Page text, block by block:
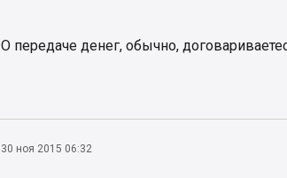
О передаче денег, обычно,
30 ноя 2015 06:32